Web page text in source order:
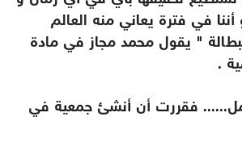
في فترة يعاني منه العالم
" يقول محمد مجاز في مادة
.
فقررت أن أنشئ جمعية في